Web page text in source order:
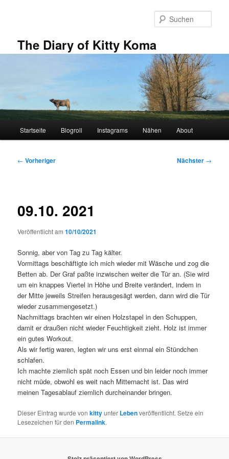
The Diary of Kitty Koma
Startseite Blogroll Instagrams Nähen About
Beitragsnavigation
← Vorheriger Nächster →
09.10. 2021
Veröffentlicht am10/10/2021
Sonnig, aber von Tag zu Tag kälter.
Vormittags beschäftigte ich mich wieder mit Wäsche und zog die
Betten ab. Der Graf paßte inzwischen weiter die Tür an. (Sie wird
um ein knappes Viertel in Höhe und Breite verändert, indem in
der Mitte jeweils Streifen herausgesägt werden, dann wird die Tür
wieder zusammengesetzt.)
Nachmittags brachten wir einen Holzstapel in den Schuppen,
damit er draußen nicht wieder Feuchtigkeit zieht. Holz ist immer
ein gutes Workout.
Als wir fertig waren, legten wir uns erst einmal ein Stündchen
schlafen.
Ich machte ziemlich spät noch Essen und bin leider noch immer
nicht müde, obwohl es weit nach Mitternacht ist. Das wird
meinen Tagesablauf ziemlich durcheinander bringen.
Dieser Eintrag wurde vonkittyunter Lebenveröffentlicht. Setze ein
Lesezeichen für den Permalink.